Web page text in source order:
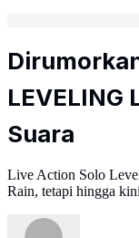
LEVELING
Suara
Live Action Solo
Rain, tetapi hingga